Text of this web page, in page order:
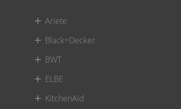
Ariete
Black+Decker
BWT
ELBE
KitchenAid